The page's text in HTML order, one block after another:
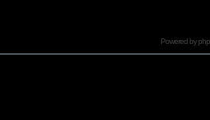
Powered by